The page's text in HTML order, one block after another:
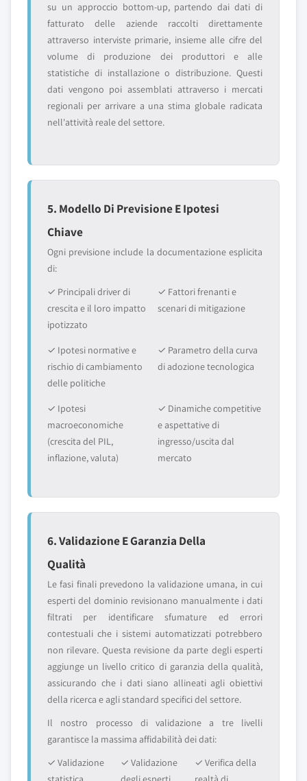
su un approccio bottom-up, partendo dai dati di
fatturato delle aziende raccolti direttamente
attraverso interviste primarie, insieme alle cifre del
volume di produzione dei produttori e alle
statistiche di installazione o distribuzione. Questi
dati vengono poi assemblati attraverso i mercati
regionali per arrivare a una stima globale radicata
nell'attività reale del settore.
5. Modello Di Previsione E Ipotesi
Chiave
Ogni previsione include la documentazione esplicita
di:
✓ Principali driver di
crescita e il loro impatto
ipotizzato
✓ Fattori frenanti e
scenari di mitigazione
✓ Ipotesi normative e
rischio di cambiamento
delle politiche
✓ Parametro della curva
di adozione tecnologica
✓ Ipotesi
macroeconomiche
(crescita del PIL,
inflazione, valuta)
✓ Dinamiche competitive
e aspettative di
ingresso/uscita dal
mercato
6. Validazione E Garanzia Della
Qualità
Le fasi finali prevedono la validazione umana, in cui
esperti del dominio revisionano manualmente i dati
filtrati per identificare sfumature ed errori
contestuali che i sistemi automatizzati potrebbero
non rilevare. Questa revisione da parte degli esperti
aggiunge un livello critico di garanzia della qualità,
assicurando che i dati siano allineati agli obiettivi
della ricerca e agli standard specifici del settore.
Il nostro processo di validazione a tre livelli
garantisce la massima affidabilità dei dati:
✓ Validazione
✓ Validazione
✓ Verifica della